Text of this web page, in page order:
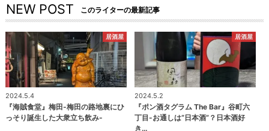
NEW POST このライターの最新記事
居酒屋
2024.5.4
『海賊食堂』梅田-梅田の路地裏にひ
っそり誕生した大衆立ち飲み-
居酒屋
2024.5.2
『ポン酒タグラム The Bar』谷町六
丁目-お通しは“日本酒”？日本酒好
き…